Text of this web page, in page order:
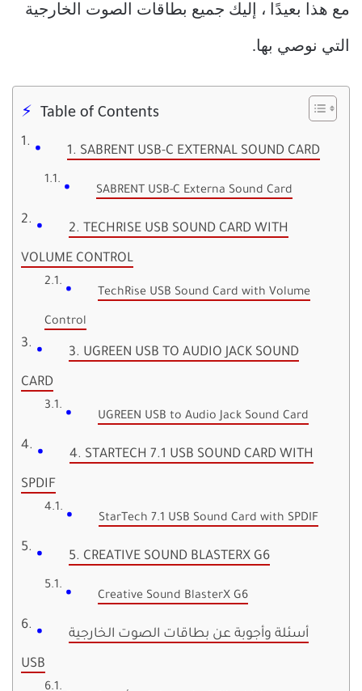
مع هذا بعيدًا ، إليك جميع بطاقات الصوت الخارجية
التي نوصي بها.
Table of Contents
1. SABRENT USB-C EXTERNAL SOUND CARD
SABRENT USB-C Externa Sound Card
2. TECHRISE USB SOUND CARD WITH
VOLUME CONTROL
TechRise USB Sound Card with Volume
Control
3. UGREEN USB TO AUDIO JACK SOUND
CARD
UGREEN USB to Audio Jack Sound Card
4. STARTECH 7.1 USB SOUND CARD WITH
SPDIF
StarTech 7.1 USB Sound Card with SPDIF
5. CREATIVE SOUND BLASTERX G6
Creative Sound BlasterX G6
أسئلة وأجوبة عن بطاقات الصوت الخارجية
USB